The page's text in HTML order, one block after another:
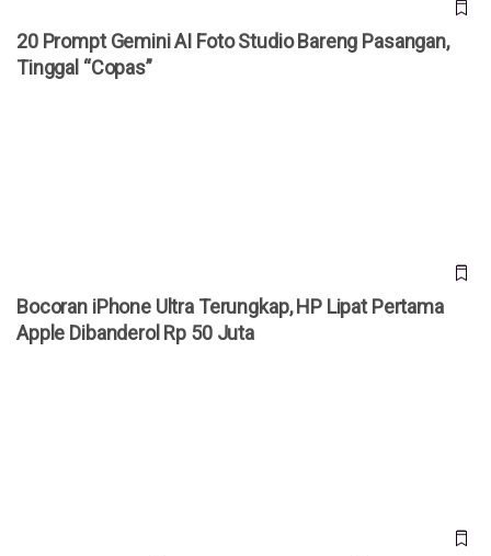
20 Prompt Gemini AI Foto Studio Bareng Pasangan,
Tinggal “Copas”
Bocoran iPhone Ultra Terungkap, HP Lipat Pertama
Apple Dibanderol Rp 50 Juta